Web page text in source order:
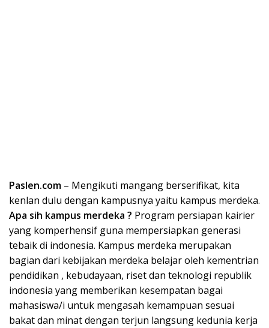
Paslen.com – Mengikuti mangang berserifikat, kita
kenlan dulu dengan kampusnya yaitu kampus merdeka.
Apa sih kampus merdeka ? Program persiapan kairier
yang komperhensif guna mempersiapkan generasi
tebaik di indonesia. Kampus merdeka merupakan
bagian dari kebijakan merdeka belajar oleh kementrian
pendidikan , kebudayaan, riset dan teknologi republik
indonesia yang memberikan kesempatan bagai
mahasiswa/i untuk mengasah kemampuan sesuai
bakat dan minat dengan terjun langsung kedunia kerja